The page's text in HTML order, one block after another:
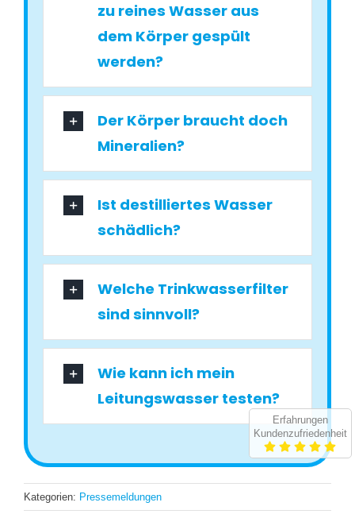
zu reines Wasser aus
dem Körper gespült
werden?
Der Körper braucht doch
Mineralien?
Ist destilliertes Wasser
schädlich?
Welche Trinkwasserfilter
sind sinnvoll?
Wie kann ich mein
Leitungswasser testen?
Kategorien: Pressemeldungen
Erfahrungen
Kundenzufriedenheit